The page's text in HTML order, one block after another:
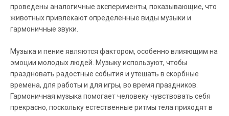
проведены аналогичные эксперименты, показывающие, что
животных привлекают определённые виды музыки и
гармоничные звуки.
Музыка и пение являются фактором, особенно влияющим на
эмоции молодых людей. Музыку используют, чтобы
праздновать радостные события и утешать в скорбные
времена, для работы и для игры, во время праздников.
Гармоничная музыка помогает человеку чувствовать себя
прекрасно, поскольку естественные ритмы тела приходят в